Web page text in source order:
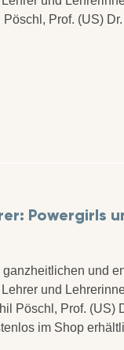
Prof. (US)
Powergirls
und
und
Pöschl, Prof. (US)
im Shop